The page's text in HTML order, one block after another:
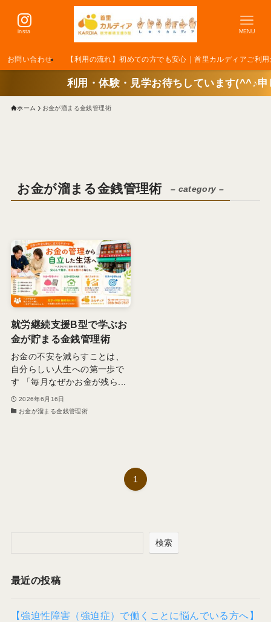
insta MENU
お問い合わせ 【利用の流れ】初めての方でも安心｜首里カルディアご利
利用・体験・見学お待ちしています(^^♪申し込みは
ホーム お金が溜まる金銭管理術
お金が溜まる金銭管理術 – category –
就労継続支援B型で学ぶお
金が貯まる金銭管理術
お金の不安を減らすことは、
自分らしい人生への第一歩で
す 「毎月なぜかお金が残ら...
2026年6月16日
お金が溜まる金銭管理術
1
検索
最近の投稿
【強迫性障害（強迫症）で働くことに悩んでいる方へ】